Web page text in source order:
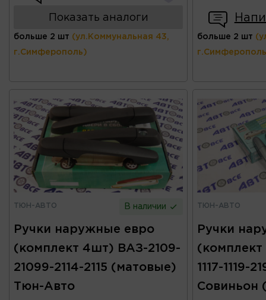
Показать аналоги
больше 2 шт (ул.Коммунальная 43,
г.Симферополь)
больше 2 шт
ТЮН-АВТО В наличии
Ручки наружные евро
(комплект 4шт) ВАЗ-2109-
21099-2114-2115 (матовые)
Тюн-Авто
ТЮН-АВТО
Ручки
(комплект
1117-1119-
Совиньон